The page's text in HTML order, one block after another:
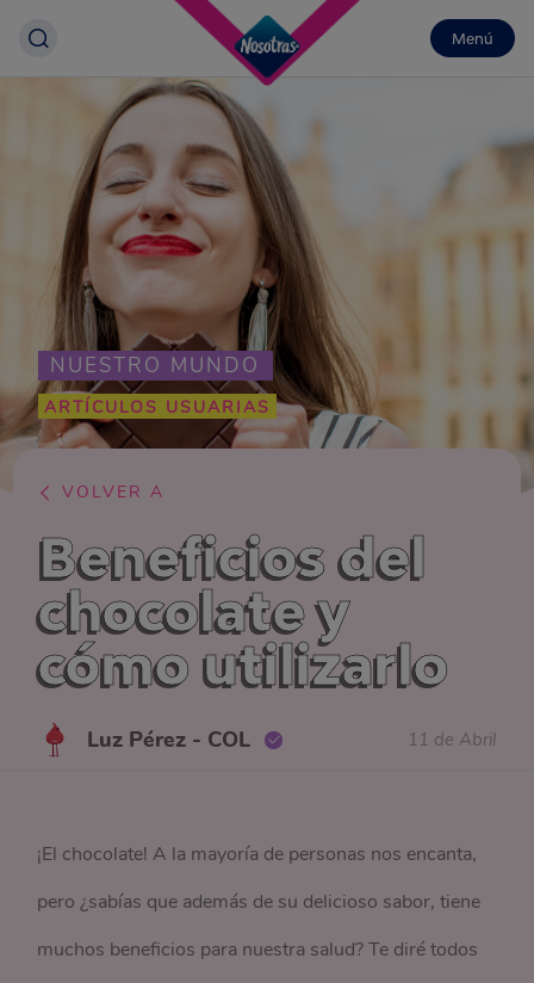
Menú
NUESTRO MUNDO
ARTÍCULOS USUARIAS
VOLVER A
Beneficios del
chocolate y
cómo utilizarlo
Luz Pérez - COL 11 de Abril
¡El chocolate! A la mayoría de personas nos encanta,
pero ¿sabías que además de su delicioso sabor, tiene
muchos beneficios para nuestra salud? Te diré todos